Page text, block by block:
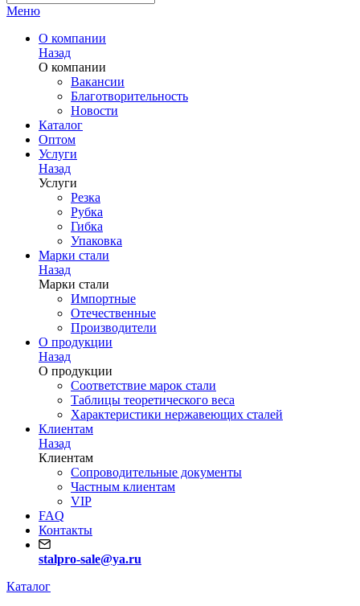
Меню
О компании
Назад
О компании
Вакансии
Благотворительность
Новости
Каталог
Оптом
Услуги
Назад
Услуги
Резка
Рубка
Гибка
Упаковка
Марки стали
Назад
Марки стали
Импортные
Отечественные
Производители
О продукции
Назад
О продукции
Соответствие марок стали
Таблицы теоретического веса
Характеристики нержавеющих сталей
Клиентам
Назад
Клиентам
Сопроводительные документы
Частным клиентам
VIP
FAQ
Контакты
stalpro-sale@ya.ru
Каталог